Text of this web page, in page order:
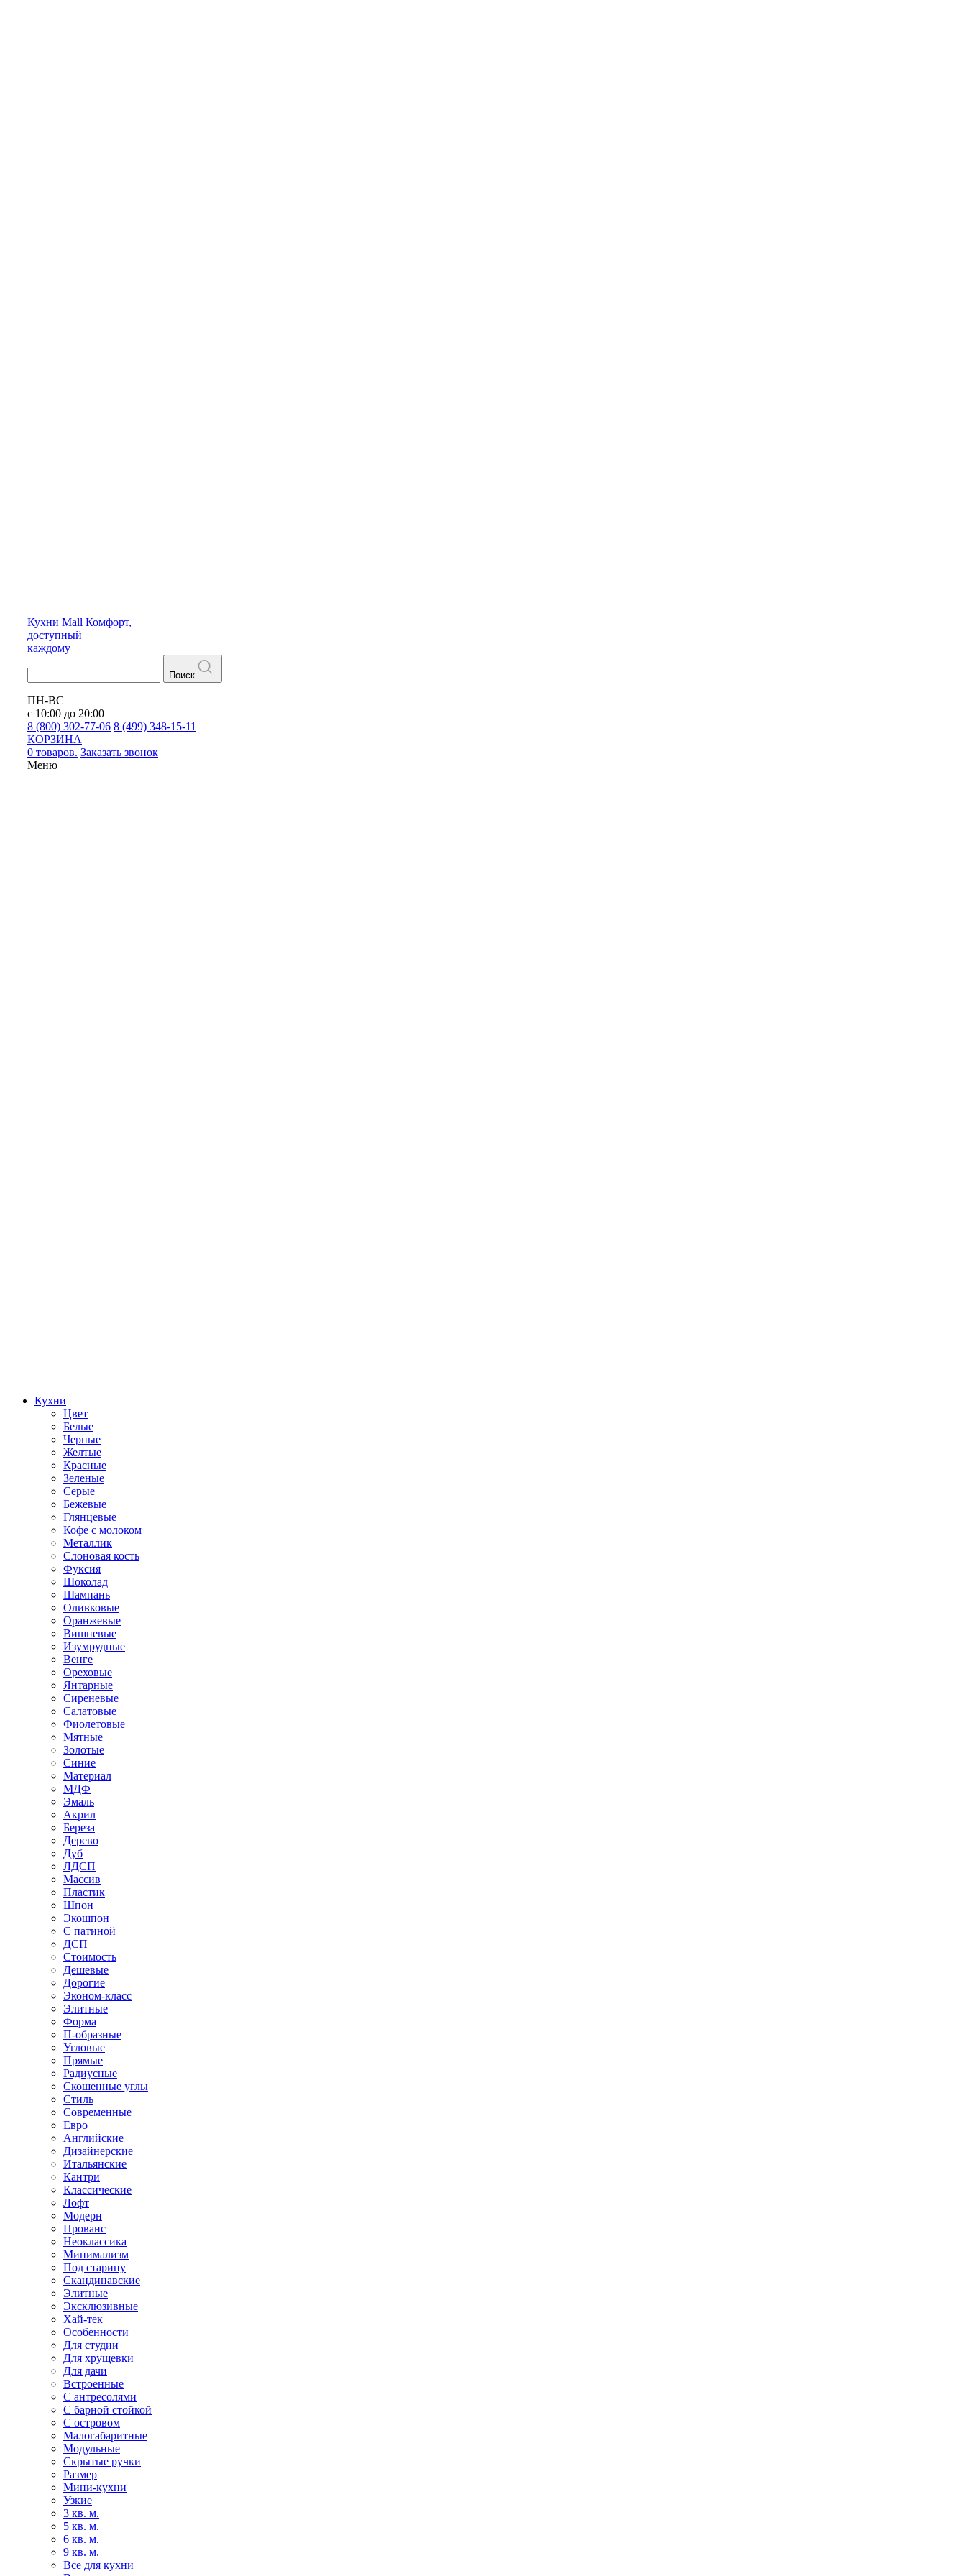
Кухни Mall Комфорт,
доступный
каждому
Поиск
ПН-ВС
с 10:00 до 20:00
8 (800) 302-77-06 8 (499) 348-15-11
КОРЗИНА
0 товаров. Заказать звонок
Меню
Кухни
Цвет
Белые
Черные
Желтые
Красные
Зеленые
Серые
Бежевые
Глянцевые
Кофе с молоком
Металлик
Слоновая кость
Фуксия
Шоколад
Шампань
Оливковые
Оранжевые
Вишневые
Изумрудные
Венге
Ореховые
Янтарные
Сиреневые
Салатовые
Фиолетовые
Мятные
Золотые
Синие
Материал
МДФ
Эмаль
Акрил
Береза
Дерево
Дуб
ЛДСП
Массив
Пластик
Шпон
Экошпон
С патиной
ДСП
Стоимость
Дешевые
Дорогие
Эконом-класс
Элитные
Форма
П-образные
Угловые
Прямые
Радиусные
Скошенные углы
Стиль
Современные
Евро
Английские
Дизайнерские
Итальянские
Кантри
Классические
Лофт
Модерн
Прованс
Неоклассика
Минимализм
Под старину
Скандинавские
Элитные
Эксклюзивные
Хай-тек
Особенности
Для студии
Для хрущевки
Для дачи
Встроенные
С антресолями
С барной стойкой
С островом
Малогабаритные
Модульные
Скрытые ручки
Размер
Мини-кухни
Узкие
3 кв. м.
5 кв. м.
6 кв. м.
9 кв. м.
Все для кухни